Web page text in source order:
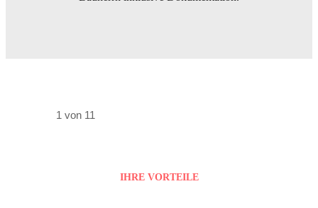
1 von 11
IHRE VORTEILE